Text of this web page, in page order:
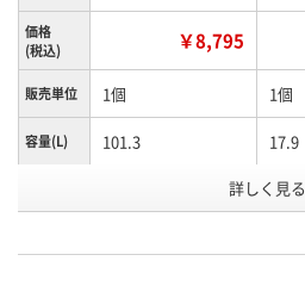
価格
(税込)
￥8,795
販売単位 1個 1個
容量(L) 101.3 17.9
391
詳しく見る